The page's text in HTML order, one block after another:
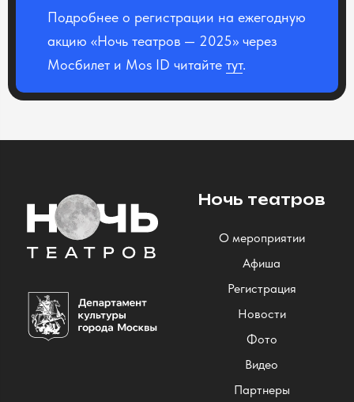
Подробнее о регистрации на ежегодную
акцию «Ночь театров — 2025» через
Мосбилет и Mos ID читайте тут.
Ночь театров
О мероприятии
Афиша
Регистрация
Новости
Фото
Видео
Партнеры